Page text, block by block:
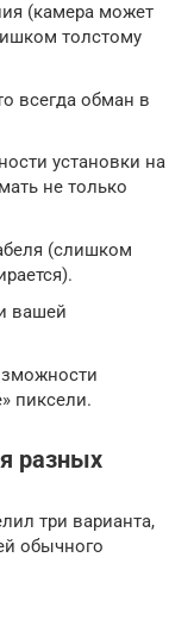
(камера может
толстому
всегда обман в
установки на
не только
(слишком
вашей
пиксели.
разных
три варианта,
обычного